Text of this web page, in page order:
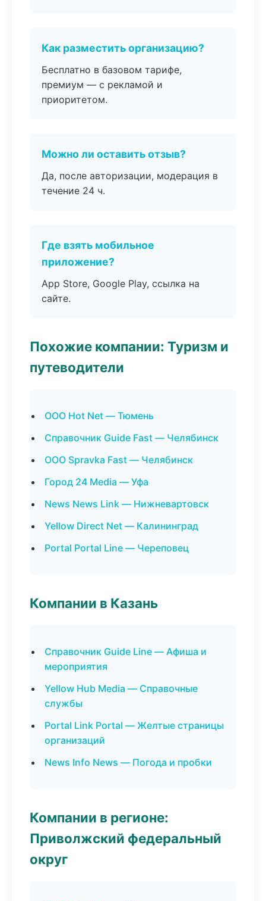
Как разместить организацию?
Бесплатно в базовом тарифе,
премиум — с рекламой и
приоритетом.
Можно ли оставить отзыв?
Да, после авторизации, модерация в
течение 24 ч.
Где взять мобильное
приложение?
App Store, Google Play, ссылка на
сайте.
Похожие компании: Туризм и
путеводители
ООО Hot Net — Тюмень
Справочник Guide Fast — Челябинск
ООО Spravka Fast — Челябинск
Город 24 Media — Уфа
News News Link — Нижневартовск
Yellow Direct Net — Калининград
Portal Portal Line — Череповец
Компании в Казань
Справочник Guide Line — Афиша и
мероприятия
Yellow Hub Media — Справочные
службы
Portal Link Portal — Желтые страницы
организаций
News Info News — Погода и пробки
Компании в регионе:
Приволжский федеральный
округ